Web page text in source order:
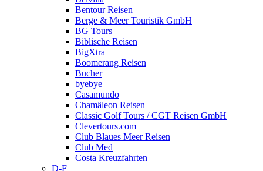
Bentour Reisen
Berge & Meer Touristik GmbH
BG Tours
Biblische Reisen
BigXtra
Boomerang Reisen
Bucher
byebye
Casamundo
Chamäleon Reisen
Classic Golf Tours / CGT Reisen GmbH
Clevertours.com
Club Blaues Meer Reisen
Club Med
Costa Kreuzfahrten
D-F